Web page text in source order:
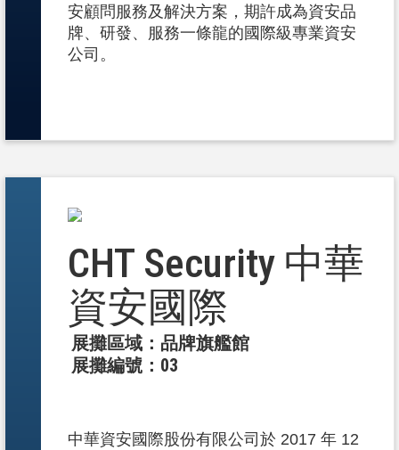
安顧問服務及解決方案，期許成為資安品
牌、研發、服務一條龍的國際級專業資安
公司。
CHT Security 中華
資安國際
展攤區域：品牌旗艦館
展攤編號：03
中華資安國際股份有限公司於 2017 年 12